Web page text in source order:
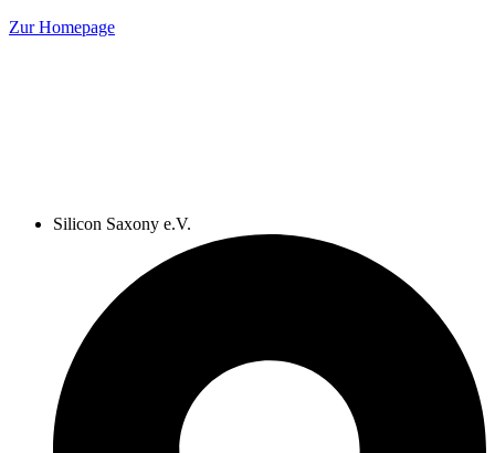
Zur Homepage
Silicon Saxony e.V.